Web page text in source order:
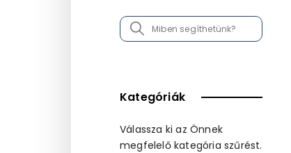
Search
...
Kategóriák
Válassza ki az Önnek
megfelelő kategória szűrést.